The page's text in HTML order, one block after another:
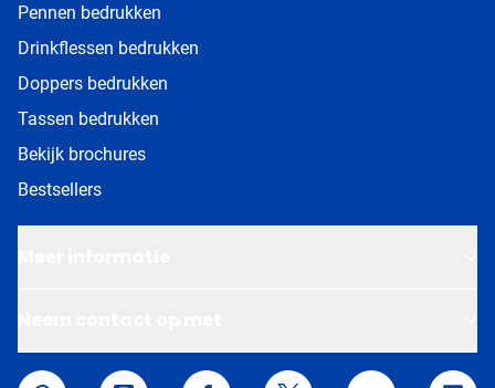
Pennen bedrukken
Drinkflessen bedrukken
Doppers bedrukken
Tassen bedrukken
Bekijk brochures
Bestsellers
Van Helden Relatiegeschenken